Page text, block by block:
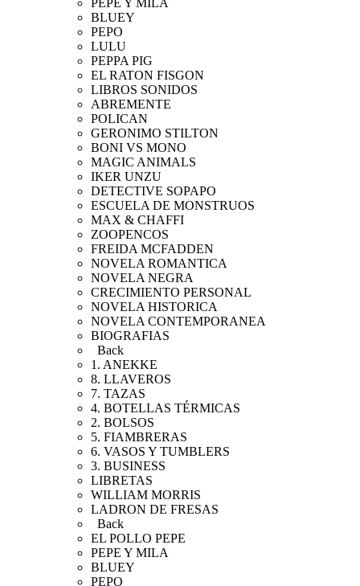
PEPE Y MILA
BLUEY
PEPO
LULU
PEPPA PIG
EL RATON FISGON
LIBROS SONIDOS
ABREMENTE
POLICAN
GERONIMO STILTON
BONI VS MONO
MAGIC ANIMALS
IKER UNZU
DETECTIVE SOPAPO
ESCUELA DE MONSTRUOS
MAX & CHAFFI
ZOOPENCOS
FREIDA MCFADDEN
NOVELA ROMANTICA
NOVELA NEGRA
CRECIMIENTO PERSONAL
NOVELA HISTORICA
NOVELA CONTEMPORANEA
BIOGRAFIAS
Back
1. ANEKKE
8. LLAVEROS
7. TAZAS
4. BOTELLAS TÉRMICAS
2. BOLSOS
5. FIAMBRERAS
6. VASOS Y TUMBLERS
3. BUSINESS
LIBRETAS
WILLIAM MORRIS
LADRON DE FRESAS
Back
EL POLLO PEPE
PEPE Y MILA
BLUEY
PEPO